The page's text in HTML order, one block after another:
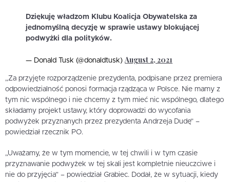
Dziękuję władzom Klubu Koalicja Obywatelska za
jednomyślną decyzję w sprawie ustawy blokującej
podwyżki dla polityków.
— Donald Tusk (@donaldtusk) August 2, 2021
„Za przyjęte rozporządzenie prezydenta, podpisane przez premiera
odpowiedzialność ponosi formacja rządząca w Polsce. Nie mamy z
tym nic wspólnego i nie chcemy z tym mieć nic wspólnego, dlatego
składamy projekt ustawy, który doprowadzi do wycofania
podwyżek przyznanych przez prezydenta Andrzeja Dudę” –
powiedział rzecznik PO.
„Uważamy, że w tym momencie, w tej chwili i w tym czasie
przyznawanie podwyżek w tej skali jest kompletnie nieuczciwe i
nie do przyjęcia” – powiedział Grabiec. Dodał, że w sytuacji, kiedy